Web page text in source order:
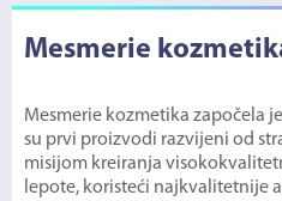
Mesmerie
Mesmerie kozmetika započela
su prvi proizvodi razvijeni od
misijom kreiranja
lepote, koristeći najkvalitetnije